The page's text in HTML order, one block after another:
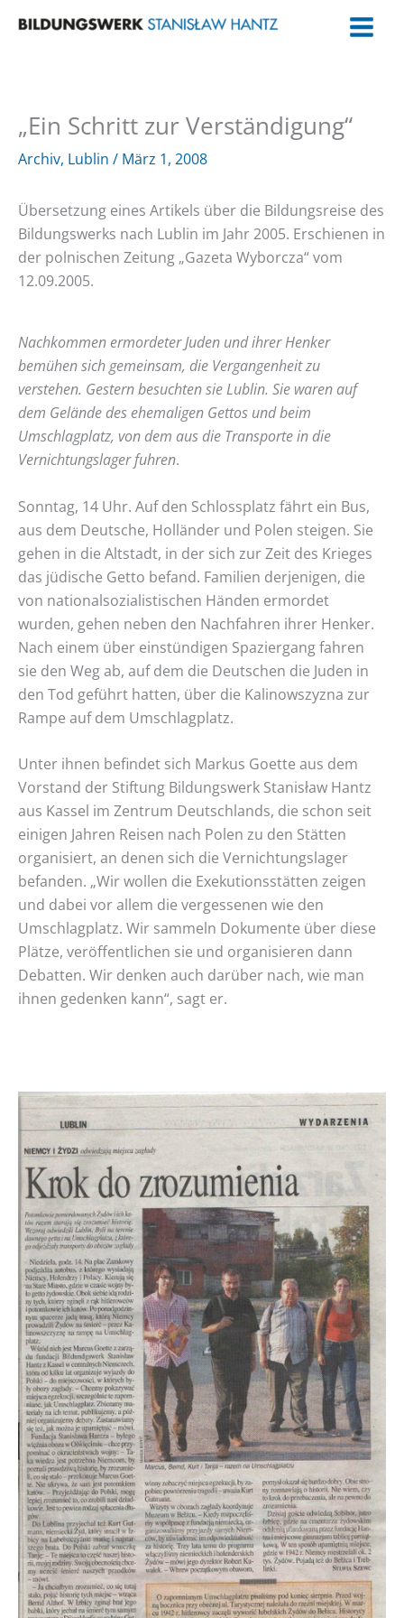
Inhalt
„Ein Schritt zur Verständigung“
Archiv, Lublin / März 1, 2008
Übersetzung eines Artikels über die Bildungsreise des
Bildungswerks nach Lublin im Jahr 2005. Erschienen in
der polnischen Zeitung „Gazeta Wyborcza“ vom
12.09.2005.
Nachkommen ermordeter Juden und ihrer Henker
bemühen sich gemeinsam, die Vergangenheit zu
verstehen. Gestern besuchten sie Lublin. Sie waren auf
dem Gelände des ehemaligen Gettos und beim
Umschlagplatz, von dem aus die Transporte in die
Vernichtungslager fuhren.
Sonntag, 14 Uhr. Auf den Schlossplatz fährt ein Bus,
aus dem Deutsche, Holländer und Polen steigen. Sie
gehen in die Altstadt, in der sich zur Zeit des Krieges
das jüdische Getto befand. Familien derjenigen, die
von nationalsozialistischen Händen ermordet
wurden, gehen neben den Nachfahren ihrer Henker.
Nach einem über einstündigen Spaziergang fahren
sie den Weg ab, auf dem die Deutschen die Juden in
den Tod geführt hatten, über die Kalinowszyzna zur
Rampe auf dem Umschlagplatz.
Unter ihnen befindet sich Markus Goette aus dem
Vorstand der Stiftung Bildungswerk Stanisław Hantz
aus Kassel im Zentrum Deutschlands, die schon seit
einigen Jahren Reisen nach Polen zu den Stätten
organisiert, an denen sich die Vernichtungslager
befanden. „Wir wollen die Exekutionsstätten zeigen
und dabei vor allem die vergessenen wie den
Umschlagplatz. Wir sammeln Dokumente über diese
Plätze, veröffentlichen sie und organisieren dann
Debatten. Wir denken auch darüber nach, wie man
ihnen gedenken kann“, sagt er.